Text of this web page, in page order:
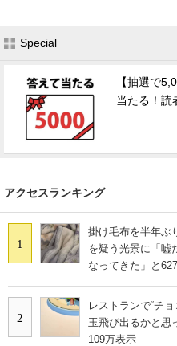
Special
【抽選で
当たる！読
アクセスランキング
1
掛け毛布を半年
を疑う光景に「嘘
なってきた」と
2
レストランで“チ
玉飛び出るかと思
109万表示